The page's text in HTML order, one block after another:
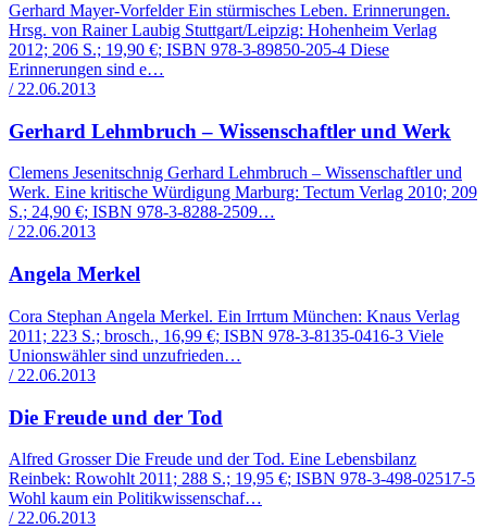
Gerhard Mayer-Vorfelder Ein stürmisches Leben. Erinnerungen.
Hrsg. von Rainer Laubig Stuttgart/Leipzig: Hohenheim Verlag
2012; 206 S.; 19,90 €; ISBN 978-3-89850-205-4 Diese
Erinnerungen sind e…
/ 22.06.2013
Gerhard Lehmbruch – Wissenschaftler und Werk
Clemens Jesenitschnig Gerhard Lehmbruch – Wissenschaftler und
Werk. Eine kritische Würdigung Marburg: Tectum Verlag 2010; 209
S.; 24,90 €; ISBN 978-3-8288-2509…
/ 22.06.2013
Angela Merkel
Cora Stephan Angela Merkel. Ein Irrtum München: Knaus Verlag
2011; 223 S.; brosch., 16,99 €; ISBN 978-3-8135-0416-3 Viele
Unionswähler sind unzufrieden…
/ 22.06.2013
Die Freude und der Tod
Alfred Grosser Die Freude und der Tod. Eine Lebensbilanz
Reinbek: Rowohlt 2011; 288 S.; 19,95 €; ISBN 978-3-498-02517-5
Wohl kaum ein Politikwissenschaf…
/ 22.06.2013